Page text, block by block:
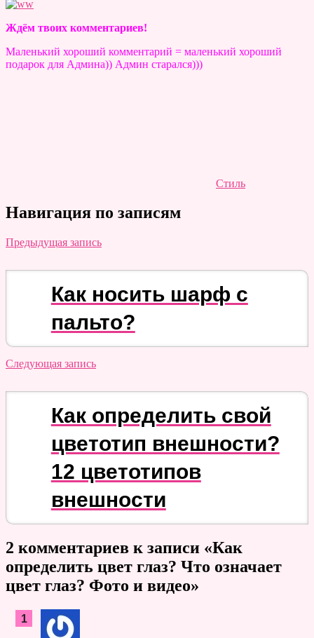
Ждём твоих комментариев!
Маленький хороший комментарий = маленький хороший
подарок для Админа)) Админ старался)))
Стиль
Навигация по записям
Предыдущая запись
Как носить шарф с
пальто?
Следующая запись
Как определить свой
цветотип внешности?
12 цветотипов
внешности
2 комментариев к записи «Как
определить цвет глаз? Что означает
цвет глаз? Фото и видео»